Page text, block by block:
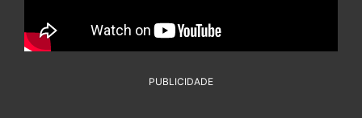
PUBLICIDADE